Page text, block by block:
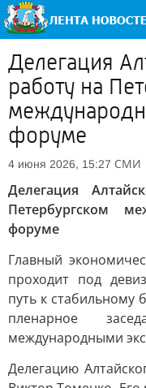
Делегация
работу на
форуме
4 июня 2026, 15:27 СМИ
Делегация
Петербургском
форуме
Главный
проходит под
путь к
пленарное
международными
Делегацию